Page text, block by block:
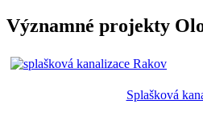
Významné projekty
Splašková